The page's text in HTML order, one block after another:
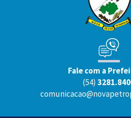
Fale com a
(54)